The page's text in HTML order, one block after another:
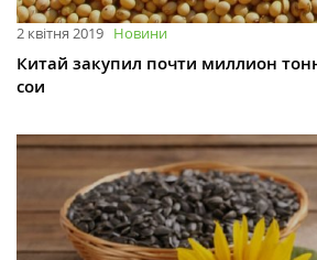
2 квітня 2019 Новини
Китай закупил почти миллион
сои